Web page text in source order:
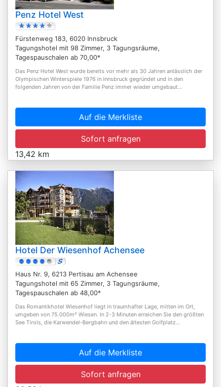
Penz Hotel West
Fürstenweg 183, 6020 Innsbruck
Tagungshotel mit 98 Zimmer, 3 Tagungsräume,
Tagespauschalen ab 70,00*
Das Penz Hotel West wurde bereits vor mehr als 30 Jahren anlässlich der
Olympischen Winterspiele 1976 in Innsbruck gegründet und in den
folgenden Jahren von der Familie Penz immer wieder umgebaut...
Auf die Merkliste
Sofort anfragen
13,42 km
Hotel Der Wiesenhof Achensee
Haus Nr. 9, 6213 Pertisau am Achensee
Tagungshotel mit 65 Zimmer, 3 Tagungsräume,
Tagespauschalen ab 48,00*
Das Romantikhotel Wiesenhof liegt in traumhafter Lage, mitten im Ort,
umgeben von 75.000m² Wiesen. In 2-3 Minuten erreichen Sie den größten
See Tirols, die Karwendel-Bergbahn und den ältesten Golfplatz...
Auf die Merkliste
Sofort anfragen